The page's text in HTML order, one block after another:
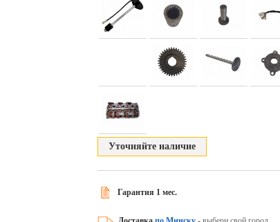
Уточняйте наличие
Гарантия 1 мес.